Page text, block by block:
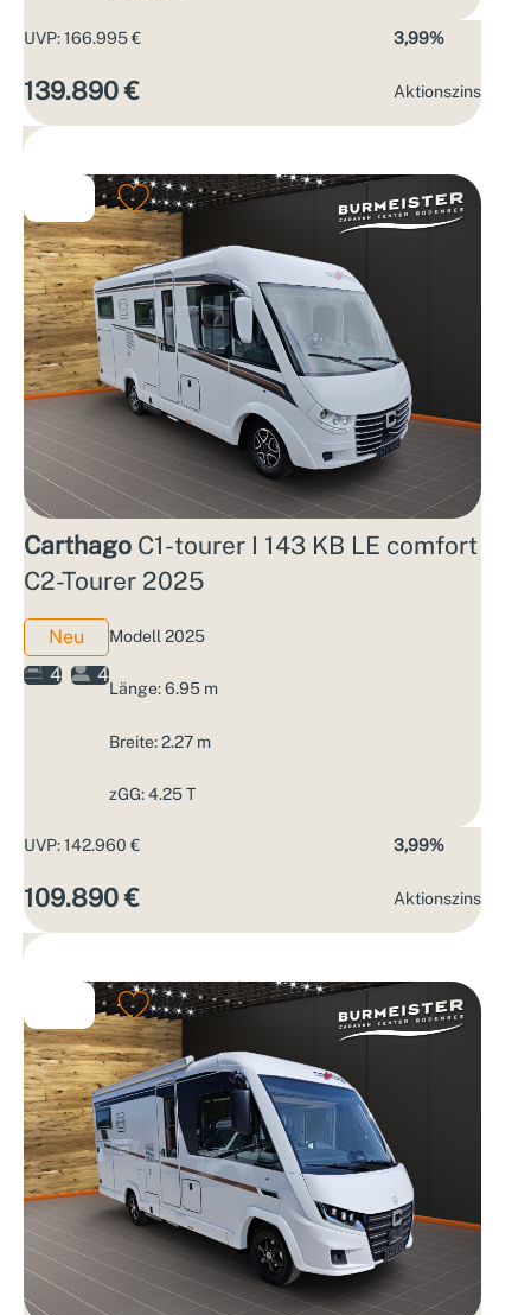
UVP: 166.995 €
139.890 €
3,99%
Aktions­zins
Carthago C1-tourer I 143 KB LE comfort
C2-Tourer 2025
Neu
4
4
Modell 2025
Länge: 6.95 m
Breite: 2.27 m
zGG: 4.25 T
UVP: 142.960 €
109.890 €
3,99%
Aktions­zins